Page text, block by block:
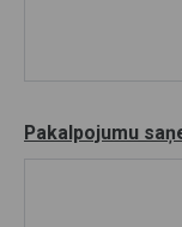
Pakalpojumu